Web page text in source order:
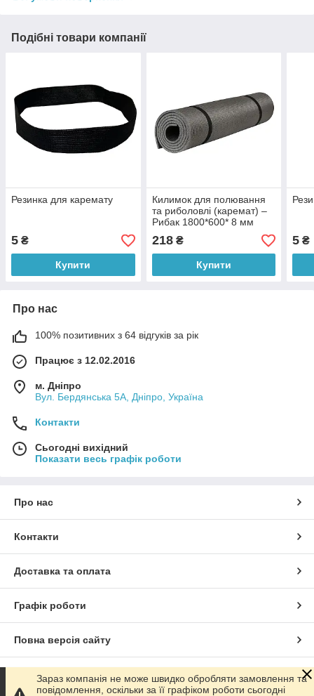
Подібні товари компанії
Резинка для каремату
5 ₴
Купити
Килимок для полювання
та риболовлі (каремат) –
Рибак 1800*600* 8 мм
сірий
218₴
Купити
5 ₴
Про нас
100% позитивних з 64 відгуків за рік
Працює з 12.02.2016
м. Дніпро
Вул. Бердянська 5А, Дніпро, Україна
Контакти
Сьогодні вихідний
Показати весь графік роботи
Про нас
Контакти
Доставка та оплата
Графік роботи
Повна версія сайту
Сайт створено на маркетплейсіProm.ua
Зараз компанія не може швидко обробляти замовлення та
повідомлення, оскільки за її графіком роботи сьогодні